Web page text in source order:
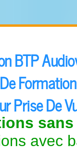
BTP
Prise De
sans
avec